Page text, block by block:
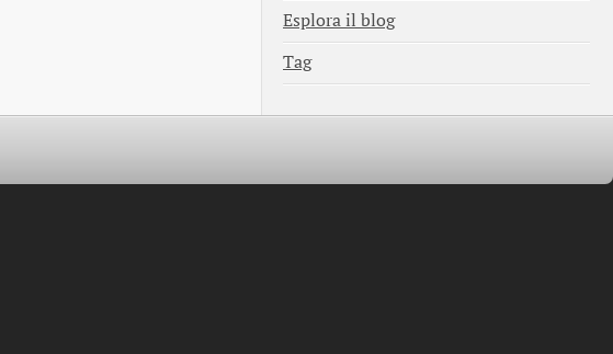
Esplora il blog
Tag